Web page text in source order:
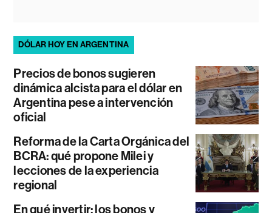
DÓLAR HOY EN ARGENTINA
Precios de bonos sugieren
dinámica alcista para el dólar en
Argentina pese a intervención
oficial
Reforma de la Carta Orgánica del
BCRA: qué propone Milei y
lecciones de la experiencia
regional
En qué invertir: los bonos y